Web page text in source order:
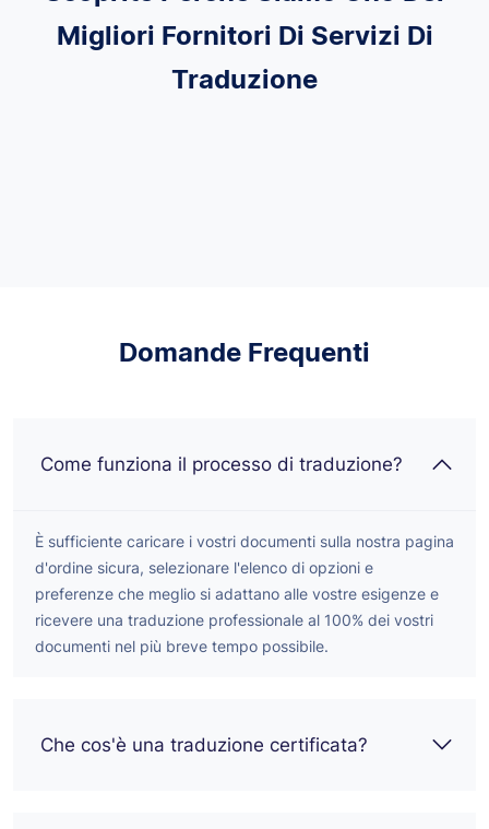
Migliori Fornitori Di Servizi Di
Traduzione
Domande Frequenti
Come funziona il processo di traduzione?
È sufficiente caricare i vostri documenti sulla nostra pagina
d'ordine sicura, selezionare l'elenco di opzioni e
preferenze che meglio si adattano alle vostre esigenze e
ricevere una traduzione professionale al 100% dei vostri
documenti nel più breve tempo possibile.
Che cos'è una traduzione certificata?